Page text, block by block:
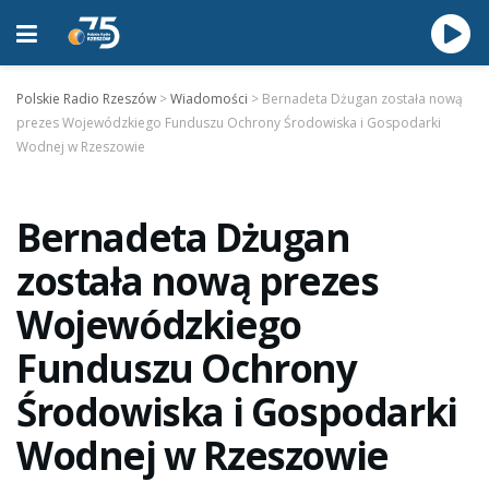
Polskie Radio Rzeszów >Wiadomości > Bernadeta Dżugan została nową
prezes Wojewódzkiego Funduszu Ochrony Środowiska i Gospodarki
Wodnej w Rzeszowie
Bernadeta Dżugan
została nową prezes
Wojewódzkiego
Funduszu Ochrony
Środowiska i Gospodarki
Wodnej w Rzeszowie